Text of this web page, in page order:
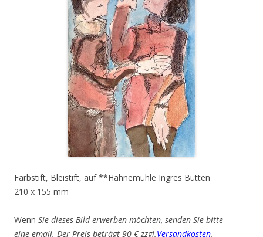
Farbstift, Bleistift, auf **Hahnemühle Ingres Bütten
210 x 155 mm
Wenn Sie dieses Bild erwerben möchten, senden Sie bitte
eine email. Der Preis beträgt 90 € zzgl.Versandkosten.